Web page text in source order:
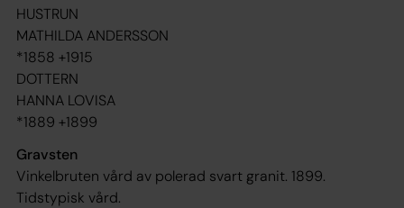
HUSTRUN
MATHILDA ANDERSSON
*1858 +1915
DOTTERN
HANNA LOVISA
*1889 +1899
Gravsten
Vinkelbruten vård av polerad svart granit. 1899.
Tidstypisk vård.